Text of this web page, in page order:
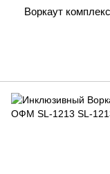
Воркаут